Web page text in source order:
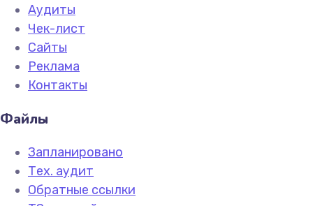
Аудиты
Чек-лист
Сайты
Реклама
Контакты
Файлы
Запланировано
Тех. аудит
Обратные ссылки